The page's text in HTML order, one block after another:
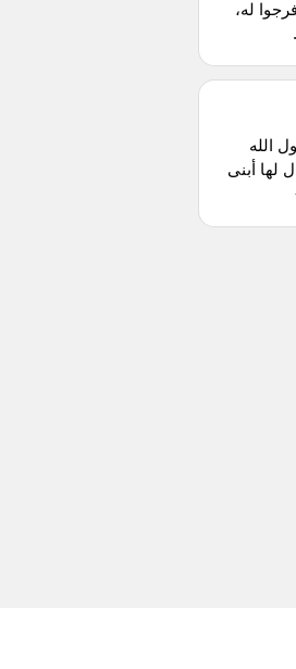
له،
الله
لها أبنى